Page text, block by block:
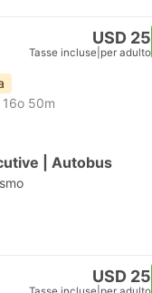
USD 25
Tasse incluse per adulto
16o 50m
| Autobus
USD 25